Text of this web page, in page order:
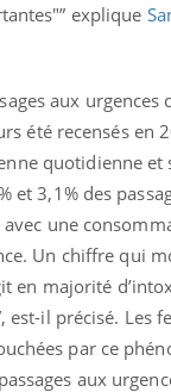
explique
aux urgences
été recensés en
quotidienne et
et 3,1% des
une
Un chiffre qui
en majorité
est-il précisé. Les
par ce
aux